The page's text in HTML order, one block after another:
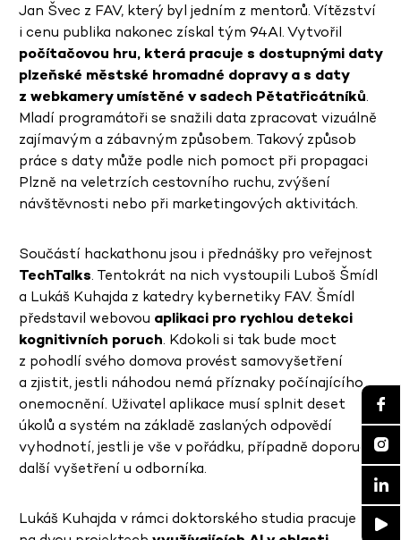
Jan Švec z FAV, který byl jedním z mentorů. Vítězství
i cenu publika nakonec získal tým 94AI. Vytvořil
počítačovou hru, která pracuje s dostupnými daty
plzeňské městské hromadné dopravy a s daty
z webkamery umístěné v sadech Pětatřicátníků.
Mladí programátoři se snažili data zpracovat vizuálně
zajímavým a zábavným způsobem. Takový způsob
práce s daty může podle nich pomoct při propagaci
Plzně na veletrzích cestovního ruchu, zvýšení
návštěvnosti nebo při marketingových aktivitách.
Součástí hackathonu jsou i přednášky pro veřejnost
TechTalks. Tentokrát na nich vystoupili Luboš Šmídl
a Lukáš Kuhajda z katedry kybernetiky FAV. Šmídl
představil webovou aplikaci pro rychlou detekci
kognitivních poruch. Kdokoli si tak bude moct
z pohodlí svého domova provést samovyšetření
a zjistit, jestli náhodou nemá příznaky počínajícího
onemocnění. Uživatel aplikace musí splnit deset
úkolů a systém na základě zaslaných odpovědí
vyhodnotí, jestli je vše v pořádku, případně doporučí
další vyšetření u odborníka.
Lukáš Kuhajda v rámci doktorského studia pracuje